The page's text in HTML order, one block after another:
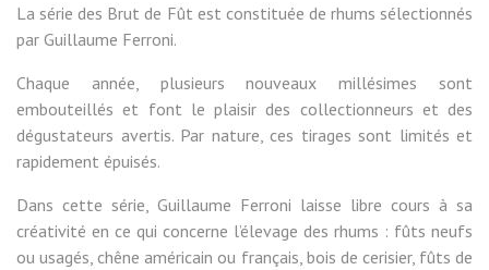
La série des Brut de Fût est constituée de rhums sélectionnés
par Guillaume Ferroni.
Chaque année, plusieurs nouveaux millésimes sont
embouteillés et font le plaisir des collectionneurs et des
dégustateurs avertis. Par nature, ces tirages sont limités et
rapidement épuisés.
Dans cette série, Guillaume Ferroni laisse libre cours à sa
créativité en ce qui concerne l’élevage des rhums : fûts neufs
ou usagés, chêne américain ou français, bois de cerisier, fûts de